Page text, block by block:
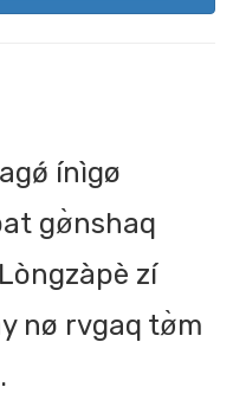
ínìgø
gø̀nshaq
zí
nø rvgaq tø̀m